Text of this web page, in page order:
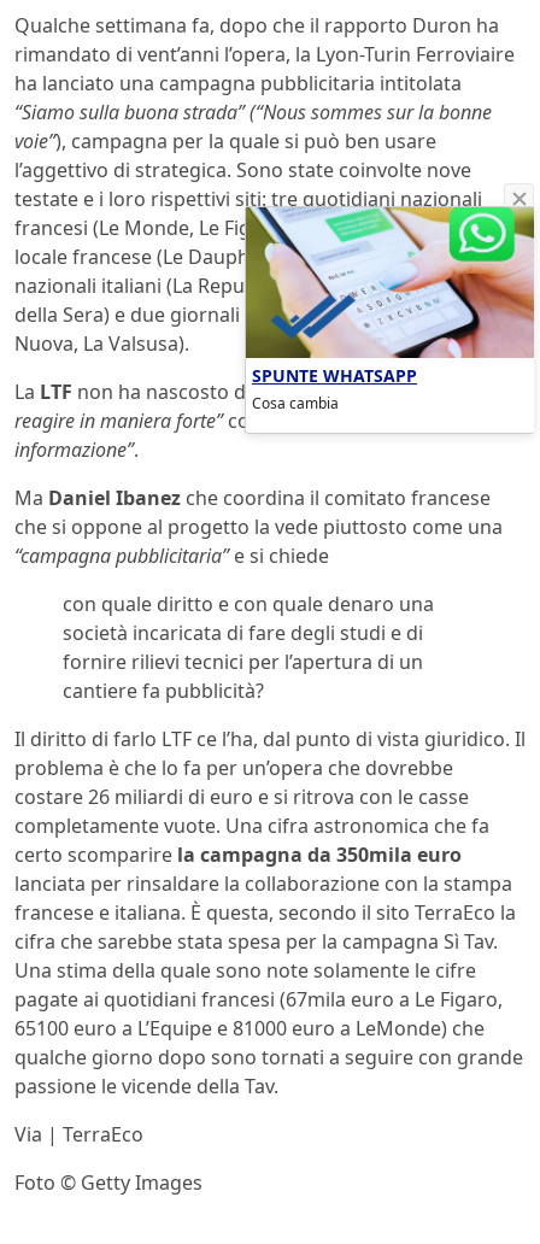
Qualche settimana fa, dopo che il rapporto Duron ha
rimandato di vent’anni l’opera, la Lyon-Turin Ferroviaire
ha lanciato una campagna pubblicitaria intitolata
“Siamo sulla buona strada”(“Nous sommes sur la bonne
voie”), campagna per la quale si può ben usare
l’aggettivo di strategica. Sono state coinvolte nove
testate e i loro rispettivi siti: tre quotidiani nazionali
francesi (Le Monde, Le Figaro e L’Equipe), un quotidiano
locale francese (Le Dauphiné Libéré), tre quotidiani
nazionali italiani (La Repubblica, La Stampa, Il Corriere
della Sera) e due giornali locali della Valsusa (Luna
Nuova, La Valsusa).
La LTF non ha nascosto di voler“rispondere alle critiche,
reagire in maniera forte”con la sua
informazione”.
Ma Daniel Ibanez che coordina il comitato francese
che si oppone al progetto la vede piuttosto come una
“campagna pubblicitaria”e si chiede
con quale diritto e con quale denaro una
società incaricata di fare degli studi e di
fornire rilievi tecnici per l’apertura di un
cantiere fa pubblicità?
Il diritto di farlo LTF ce l’ha, dal punto di vista giuridico. Il
problema è che lo fa per un’opera che dovrebbe
costare 26 miliardi di euro e si ritrova con le casse
completamente vuote. Una cifra astronomica che fa
certo scomparire la campagna da 350mila euro
lanciata per rinsaldare la collaborazione con la stampa
francese e italiana. È questa, secondo il sito TerraEco la
cifra che sarebbe stata spesa per la campagna Sì Tav.
Una stima della quale sono note solamente le cifre
pagate ai quotidiani francesi (67mila euro a Le Figaro,
65100 euro a L’Equipe e 81000 euro a LeMonde) che
qualche giorno dopo sono tornati a seguire con grande
passione le vicende della Tav.
Via | TerraEco
Foto © Getty Images
SPUNTE WHATSAPP
Cosa cambia